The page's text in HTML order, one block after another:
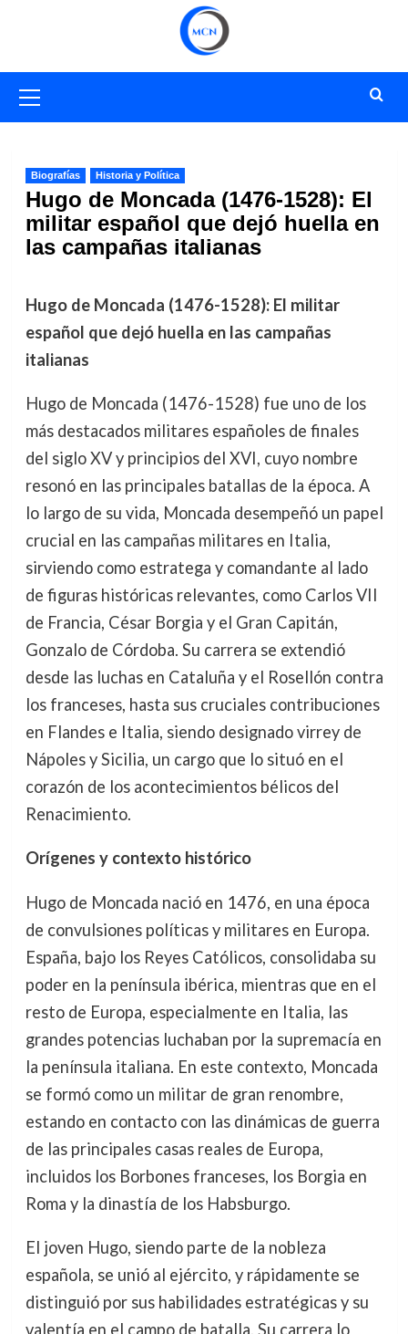
primario
Biografías Historia y Política
Hugo de Moncada (1476-1528): El
militar español que dejó huella en
las campañas italianas
Hugo de Moncada (1476-1528): El militar
español que dejó huella en las campañas
italianas
Hugo de Moncada (1476-1528) fue uno de los
más destacados militares españoles de finales
del siglo XV y principios del XVI, cuyo nombre
resonó en las principales batallas de la época. A
lo largo de su vida, Moncada desempeñó un papel
crucial en las campañas militares en Italia,
sirviendo como estratega y comandante al lado
de figuras históricas relevantes, como Carlos VII
de Francia, César Borgia y el Gran Capitán,
Gonzalo de Córdoba. Su carrera se extendió
desde las luchas en Cataluña y el Rosellón contra
los franceses, hasta sus cruciales contribuciones
en Flandes e Italia, siendo designado virrey de
Nápoles y Sicilia, un cargo que lo situó en el
corazón de los acontecimientos bélicos del
Renacimiento.
Orígenes y contexto histórico
Hugo de Moncada nació en 1476, en una época
de convulsiones políticas y militares en Europa.
España, bajo los Reyes Católicos, consolidaba su
poder en la península ibérica, mientras que en el
resto de Europa, especialmente en Italia, las
grandes potencias luchaban por la supremacía en
la península italiana. En este contexto, Moncada
se formó como un militar de gran renombre,
estando en contacto con las dinámicas de guerra
de las principales casas reales de Europa,
incluidos los Borbones franceses, los Borgia en
Roma y la dinastía de los Habsburgo.
El joven Hugo, siendo parte de la nobleza
española, se unió al ejército, y rápidamente se
distinguió por sus habilidades estratégicas y su
valentía en el campo de batalla. Su carrera lo